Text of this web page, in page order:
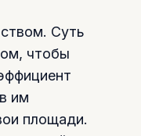
Суть
чтобы
им
площади.